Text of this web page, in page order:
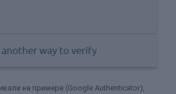
на примере (Google Authenticator),